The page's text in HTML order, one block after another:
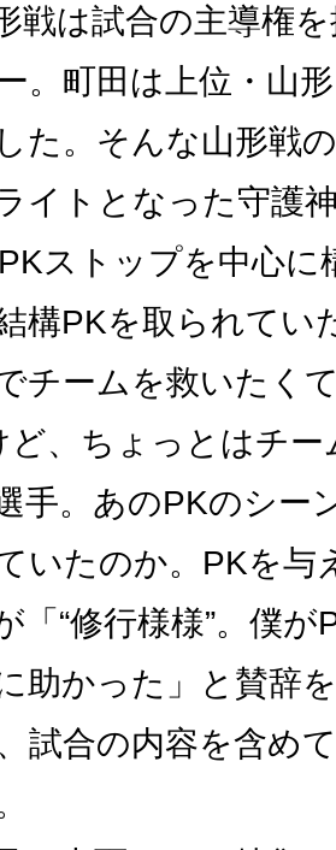
は終わらない
戦は試合の主導権
。町田は上位・山
た。そんな山形戦
イトとなった守護
ストップを中心に
構PKを取られて
チームを救いたく
ど、ちょっとはチ
手。あのPKのシー
いたのか。PKを与
「“修行様様”。僕
助かった」と賛辞
試合の内容を含め